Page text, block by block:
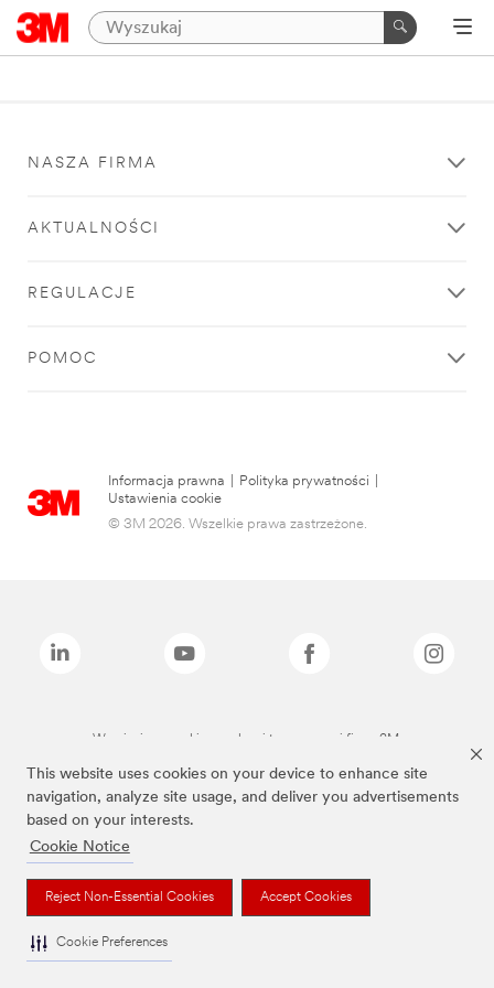
This website uses cookies on your device to enhance site
navigation, analyze site usage, and deliver you advertisements
based on your interests.
Cookie Notice
Reject Non-Essential Cookies Accept Cookies
Cookie Preferences
NASZA FIRMA
AKTUALNOŚCI
REGULACJE
POMOC
Informacja prawna Polityka prywatności
Ustawienia cookie
© 3M 2026. Wszelkie prawa zastrzeżone.
Wymienione marki są znakami towarowymi firmy 3M.